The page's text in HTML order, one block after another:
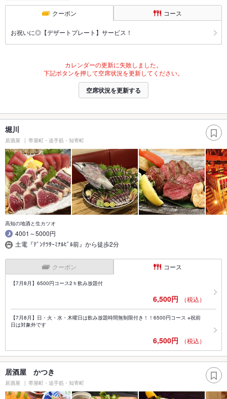
クーポン コース
お祝いに◎【デザートプレート】サービス！
カレンダーの更新に失敗しました。
下記ボタンを押して空席状況を更新してください。
空席状況を更新する
堀川
居酒屋 帯屋町・追手筋・知寄町
高知の地酒と生カツオ
4001～5000円
土電『ﾃﾞﾝﾃﾂﾀｰﾐﾅﾙﾋﾞﾙ前』から徒歩2分
クーポン コース
【7月8月】6500円コース2ｈ飲み放題付
6,500円 （税込）
【7月8月】日・火・水・木曜日は飲み放題時間無制限付き！！6500円コース ※祝前
日は対象外です
6,500円 （税込）
居酒屋 かつき
居酒屋 帯屋町・追手筋・知寄町